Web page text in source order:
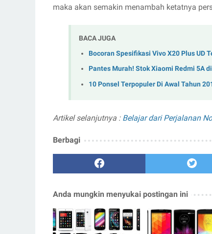
maka akan semakin menambah ketatnya
BACA JUGA
Bocoran Spesifikasi Vivo X20 Plus UD
Pantes Murah! Stok Xiaomi Redmi 5A
10 Ponsel Terpopuler Di Awal Tahun
Artikel selanjutnya : Belajar dari Perjalanan
Berbagi
Anda mungkin menyukai postingan ini